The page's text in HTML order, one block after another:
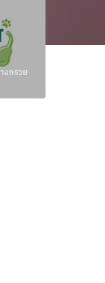
งกรวย